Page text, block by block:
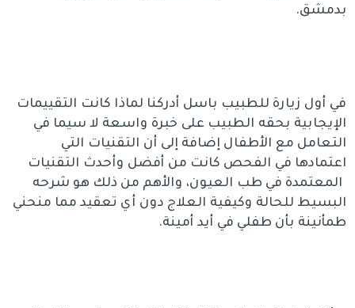
بدمشق.
في أول زيارة للطبيب باسل أدركنا لماذا كانت التقييمات
الإيجابية بحقه الطبيب على خبرة واسعة لا سيما في
التعامل مع الأطفال إضافة إلى أن التقنيات التي
اعتمادها في الفحص كانت من أفضل وأحدث التقنيات
المعتمدة في طب العيون، والأهم من ذلك هو شرحه
البسيط للحالة وكيفية العلاج دون أي تعقيد مما منحني
طمأنينة بأن طفلي في أيد أمينة.